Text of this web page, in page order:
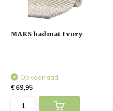
MAKS badmat Ivory
Op voorraad
€ 69,95